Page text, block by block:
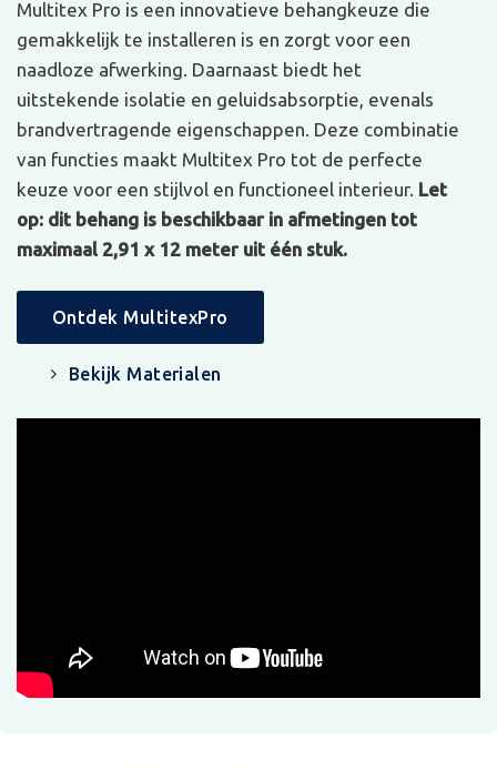
Multitex Pro is een innovatieve behangkeuze die
gemakkelijk te installeren is en zorgt voor een
naadloze afwerking. Daarnaast biedt het
uitstekende isolatie en geluidsabsorptie, evenals
brandvertragende eigenschappen. Deze combinatie
van functies maakt Multitex Pro tot de perfecte
keuze voor een stijlvol en functioneel interieur. Let
op: dit behang is beschikbaar in afmetingen tot
maximaal 2,91 x 12 meter uit één stuk.
Ontdek MultitexPro
Bekijk Materialen